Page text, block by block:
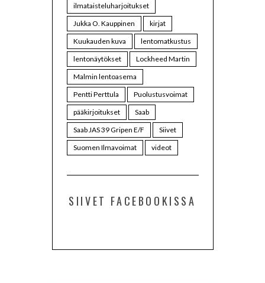
ilmataisteluharjoitukset
Jukka O. Kauppinen
kirjat
Kuukauden kuva
lentomatkustus
lentonäytökset
Lockheed Martin
Malmin lentoasema
Pentti Perttula
Puolustusvoimat
pääkirjoitukset
Saab
Saab JAS 39 Gripen E/F
Siivet
Suomen Ilmavoimat
videot
SIIVET FACEBOOKISSA